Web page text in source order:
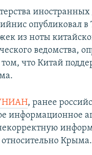
СУДЯТ?
RL
опубликовал
из ноты
ведомства,
что Китай
, ранее
информационное
Крыма.